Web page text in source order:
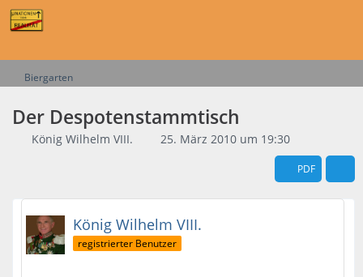
Biergarten
Der Despotenstammtisch
König Wilhelm VIII. 25. März 2010 um 19:30
PDF
König Wilhelm VIII.
registrierter Benutzer